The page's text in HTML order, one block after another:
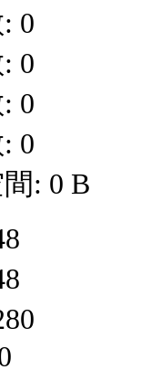
0
0
0
0
: 0 B